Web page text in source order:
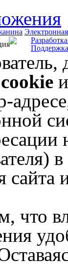
cookie
адресе
что